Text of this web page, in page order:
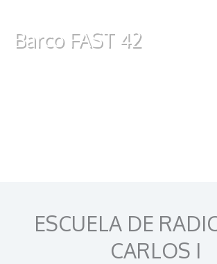
Barco FAST 42
ESCUELA DE
CARLOS I